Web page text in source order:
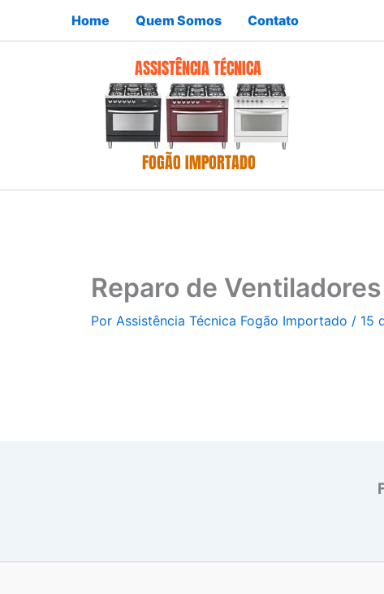
Home Quem Somos Contato
Reparo de
Por Assistência Técnica Fogão Importado / 15